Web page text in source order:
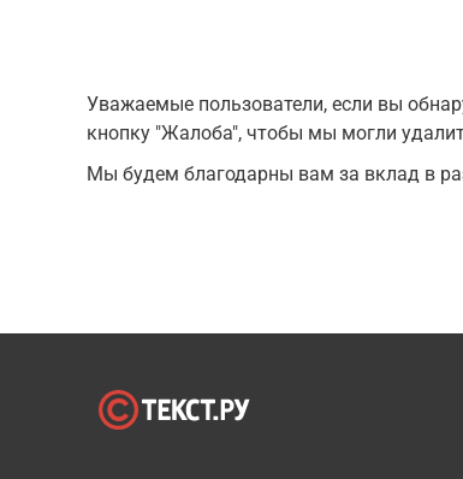
Уважаемые пользователи, если вы
кнопку "Жалоба", чтобы мы могли
Мы будем благодарны вам за вклад в